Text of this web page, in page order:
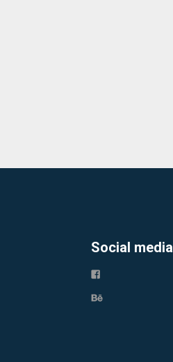
Social media